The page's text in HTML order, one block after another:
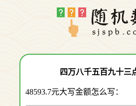
四万八千五百九十三
48593.7元大写金额怎么写：